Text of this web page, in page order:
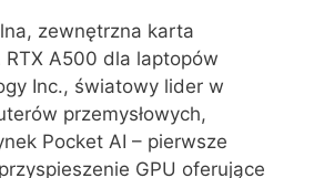
zewnętrzna karta
RTX A500 dla laptopów
Inc., światowy lider w
przemysłowych,
Pocket AI – pierwsze
GPU oferujące